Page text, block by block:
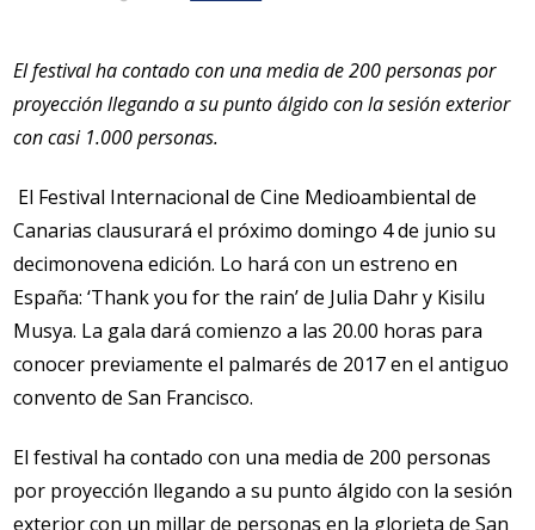
El festival ha contado con una media de 200 personas por
proyección llegando a su punto álgido con la sesión exterior
con casi 1.000 personas.
El Festival Internacional de Cine Medioambiental de
Canarias clausurará el próximo domingo 4 de junio su
decimonovena edición. Lo hará con un estreno en
España: ‘Thank you for the rain’ de Julia Dahr y Kisilu
Musya. La gala dará comienzo a las 20.00 horas para
conocer previamente el palmarés de 2017 en el antiguo
convento de San Francisco.
El festival ha contado con una media de 200 personas
por proyección llegando a su punto álgido con la sesión
exterior con un millar de personas en la glorieta de San